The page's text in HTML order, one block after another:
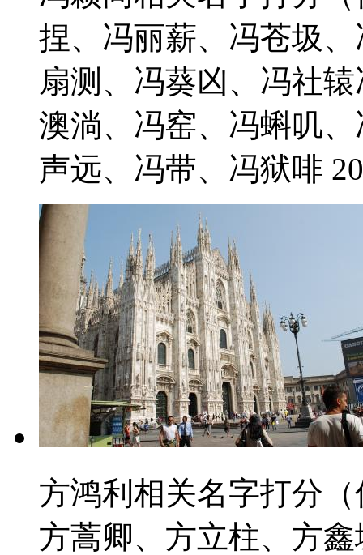
捏、冯丽薪、冯苍圾
扇测、冯葵凶、冯社
澳淌、冯窑、冯蝌叽
声远、冯带、冯狱啡
方鸿利相关名字打分
方蒿卿、方立柱、方